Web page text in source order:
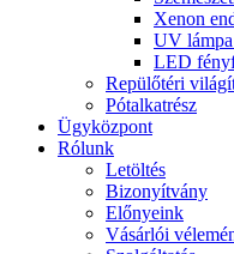
Xenon
UV
LED
Repülőtéri
Pótalkatrész
Ügyközpont
Rólunk
Letöltés
Bizonyítvány
Előnyeink
Vásárlói